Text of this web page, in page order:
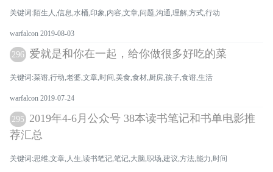
关键词:陌生人,信息,水桶,印象,内容,文章,问题,沟通,理解,方式,行动
warfalcon 2019-08-03
296 爱就是和你在一起，给你做很多好吃的菜
关键词:菜谱,行动,老婆,文章,时间,美食,食材,厨房,孩子,食谱,生活
warfalcon 2019-07-24
295 2019年4-6月公众号 38本读书笔记和书单电影推
荐汇总
关键词:思维,文章,人生,读书笔记,笔记,大脑,职场,建议,方法,能力,时间